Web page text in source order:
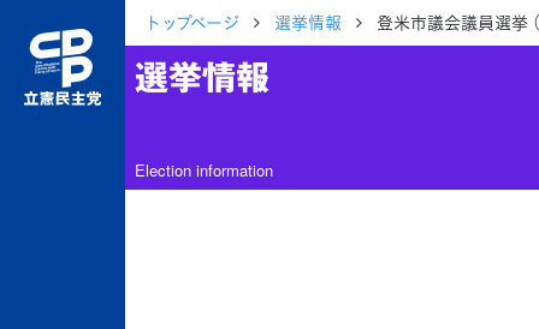
トップページ 選挙情報 登米市議会議員選挙
選挙情報
Election information